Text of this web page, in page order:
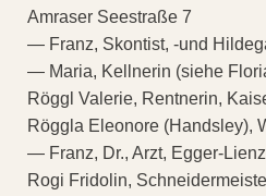
Amraser Seestraße 7
— Franz, Skontist, -und
— Maria, Kellnerin (siehe
Röggl Valerie, Rentnerin,
Röggla Eleonore (Handsley),
— Franz, Dr., Arzt, Egger-
Rogi Fridolin,